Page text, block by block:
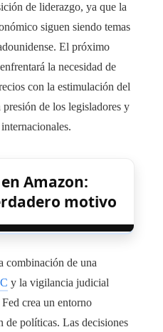
de liderazgo, ya que la
siguen siendo temas
El próximo
la necesidad de
con la estimulación del
de los legisladores y
Amazon:
motivo
combinación de una
y la vigilancia judicial
crea un entorno
de políticas. Las decisiones